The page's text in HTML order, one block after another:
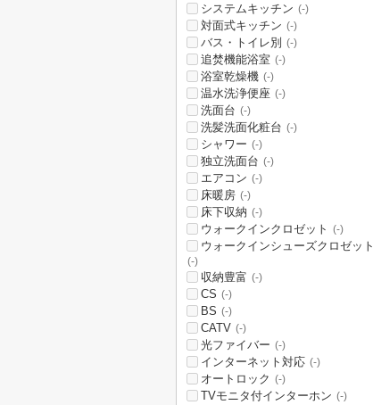
システムキッチン (-)
対面式キッチン (-)
バス・トイレ別 (-)
追焚機能浴室 (-)
浴室乾燥機 (-)
温水洗浄便座 (-)
洗面台 (-)
洗髪洗面化粧台 (-)
シャワー (-)
独立洗面台 (-)
エアコン (-)
床暖房 (-)
床下収納 (-)
ウォークインクロゼット (-)
ウォークインシューズクロゼット
(-)
収納豊富 (-)
CS (-)
BS (-)
CATV (-)
光ファイバー (-)
インターネット対応 (-)
オートロック (-)
TVモニタ付インターホン (-)